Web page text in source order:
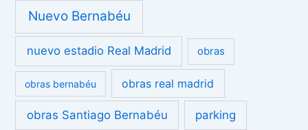
Nuevo Bernabéu
nuevo estadio Real Madrid obras
obras bernabéu obras real madrid
obras Santiago Bernabéu parking